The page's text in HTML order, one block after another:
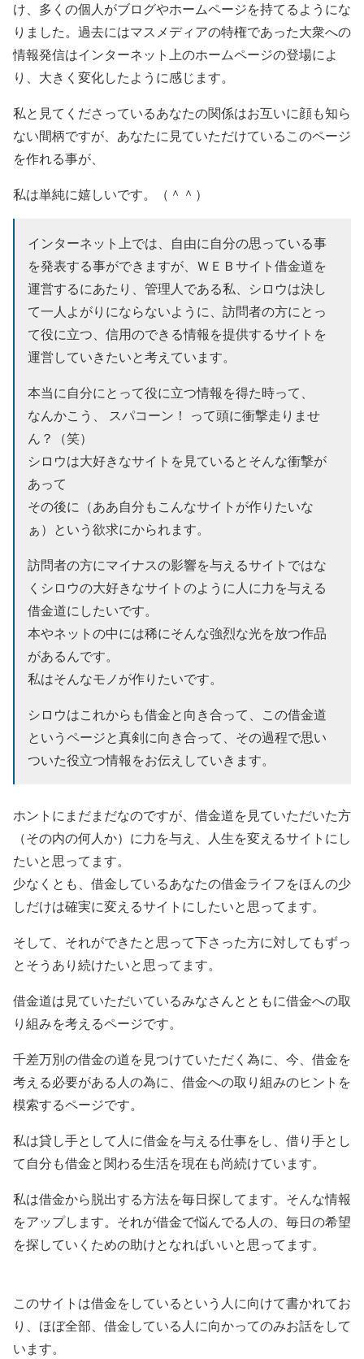
け、多くの個人がブログやホームページを持てるようにな
りました。過去にはマスメディアの特権であった大衆への
情報発信はインターネット上のホームページの登場によ
り、大きく変化したように感じます。
私と見てくださっているあなたの関係はお互いに顔も知ら
ない間柄ですが、あなたに見ていただけているこのページ
を作れる事が、
私は単純に嬉しいです。（＾＾）
インターネット上では、自由に自分の思っている事
を発表する事ができますが、ＷＥＢサイト借金道を
運営するにあたり、管理人である私、シロウは決し
て一人よがりにならないように、訪問者の方にとっ
て役に立つ、信用のできる情報を提供するサイトを
運営していきたいと考えています。
本当に自分にとって役に立つ情報を得た時って、
なんかこう、 スパコーン！
って頭に衝撃走りませ
ん？（笑）
シロウは大好きなサイトを見ているとそんな衝撃が
あって
その後に（ああ自分もこんなサイトが作りたいな
ぁ）という欲求にかられます。
訪問者の方にマイナスの影響を与えるサイトではな
くシロウの大好きなサイトのように人に力を与える
借金道にしたいです。
本やネットの中には稀にそんな強烈な光を放つ作品
があるんです。
私はそんなモノが作りたいです。
シロウはこれからも借金と向き合って、この借金道
というページと真剣に向き合って、その過程で思い
ついた役立つ情報をお伝えしていきます。
ホントにまだまだなのですが、借金道を見ていただいた方
（その内の何人か）に力を与え、 人生を変えるサイトにし
たいと思ってます。
少なくとも、借金しているあなたの借金ライフをほんの少
しだけは確実に変えるサイトにしたいと思ってます。
そして、それができたと思って下さった方に対してもずっ
とそうあり続けたいと思ってます。
借金道は見ていただいているみなさんとともに借金への取
り組みを考えるページです。
千差万別の借金の道を見つけていただく為に、今、借金を
考える必要がある人の為に、借金への取り組みのヒントを
模索するページです。
私は貸し手として人に借金を与える仕事をし、借り手とし
て自分も借金と関わる生活を現在も尚続けています。
私は借金から脱出する方法を毎日探してます。そんな情報
をアップします。それが借金で悩んでる人の、毎日の希望
を探していくための助けとなればいいと思ってます。
このサイトは借金をしているという人に向けて書かれてお
り、ほぼ全部、借金している人に向かってのみお話をして
います。